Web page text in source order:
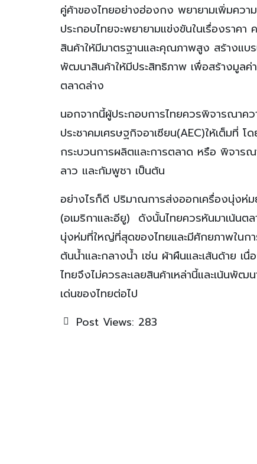
คู่ค้าของไทยอย่างฮ่องกง พยายามเพิ่มคว
ประกอบไทยจะพยายามแข่งขันในเรื่องราค
สินค้าให้มีมาตรฐานและคุณภาพสูง สร้างแ
พัฒนาสินค้าให้มีประสิทธิภาพ เพื่อสร้างมูลค่า
ตลาดล่าง
นอกจากนี้ผู้ประกอบการไทยควรพิจารณาคว
ประชาคมเศรษฐกิจอาเซียน(AEC)ให้เต็ม
กระบวนการผลิตและการตลาด หรือ พิจารณ
ลาว และกัมพูชา เป็นต้น
อย่างไรก็ดี ปริมาณการส่งออกเครื่องนุ่งห่
(อเมริกาและอียู) ดังนั้นไทยควรหันมาเน้นต
นุ่งห่มที่ใหญ่ที่สุดของไทยและมีศักยภาพในก
ต้นน้ำและกลางน้ำ เช่น ผ้าผืนและเส้นด้าย เ
ไทยจึงไม่ควรละเลยสินค้าเหล่านี้และเน้นพั
เด่นของไทยต่อไป
Post Views: 283